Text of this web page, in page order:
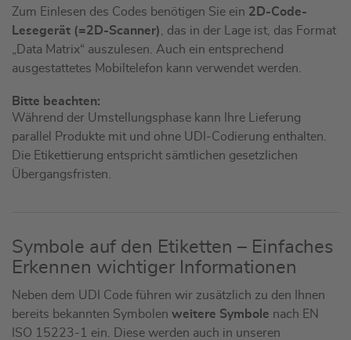
Zum Einlesen des Codes benötigen Sie ein 2D-Code-
Lesegerät (=2D-Scanner)
, das in der Lage ist, das Format
„Data Matrix“ auszulesen. Auch ein entsprechend
ausgestattetes Mobiltelefon kann verwendet werden.
Bitte beachten:
Während der Umstellungsphase kann Ihre Lieferung
parallel Produkte mit und ohne UDI-Codierung enthalten.
Die Etikettierung entspricht sämtlichen gesetzlichen
Übergangsfristen.
Symbole auf den Etiketten – Einfaches
Erkennen wichtiger Informationen
Neben dem UDI Code führen wir zusätzlich zu den Ihnen
bereits bekannten Symbolen weitere Symbole nach EN
ISO 15223-1 ein. Diese werden auch in unseren